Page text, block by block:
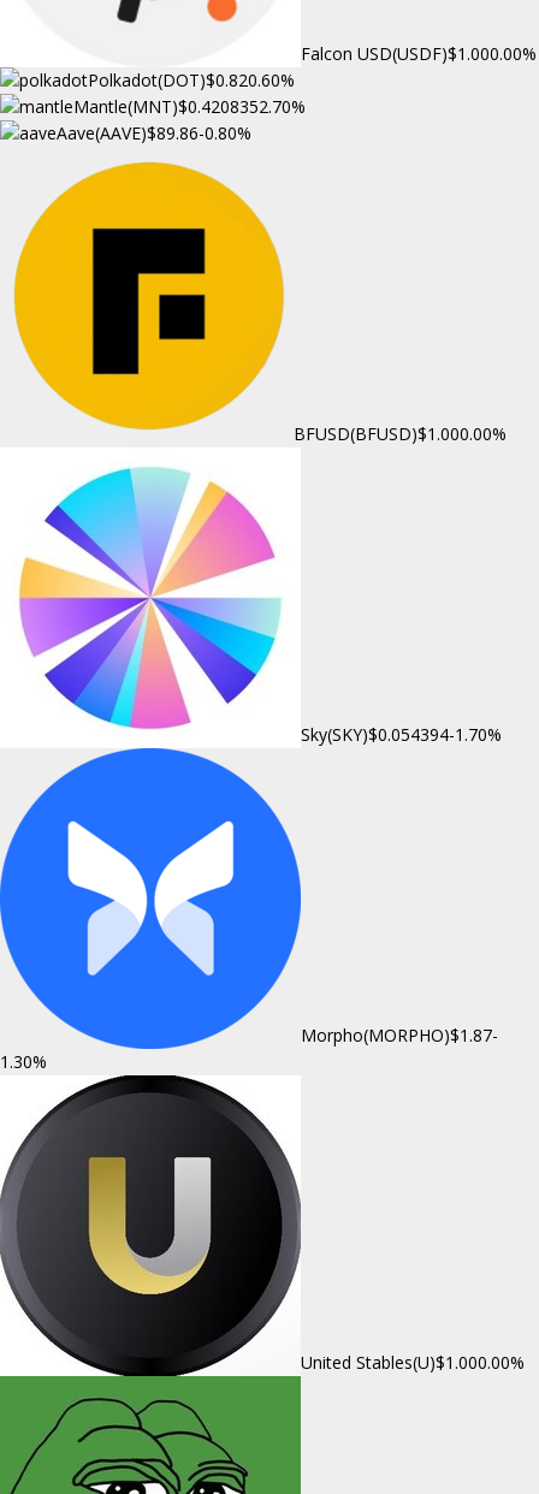
Falcon USD(USDF)$1.000.00%
Polkadot(DOT)$0.820.60%
Mantle(MNT)$0.4208352.70%
Aave(AAVE)$89.86-0.80%
BFUSD(BFUSD)$1.000.00%
Sky(SKY)$0.054394-1.70%
Morpho(MORPHO)$1.87-
1.30%
United Stables(U)$1.000.00%